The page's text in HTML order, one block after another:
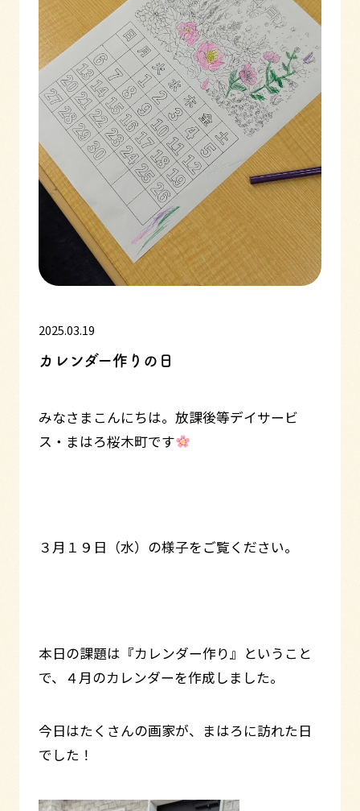
2025.03.19
カレンダー作りの日
みなさまこんにちは。放課後等デイサービ
ス・まはろ桜木町です
３月１９日（水）の様子をご覧ください。
本日の課題は『カレンダー作り』ということ
で、４月のカレンダーを作成しました。
今日はたくさんの画家が、まはろに訪れた日
でした！